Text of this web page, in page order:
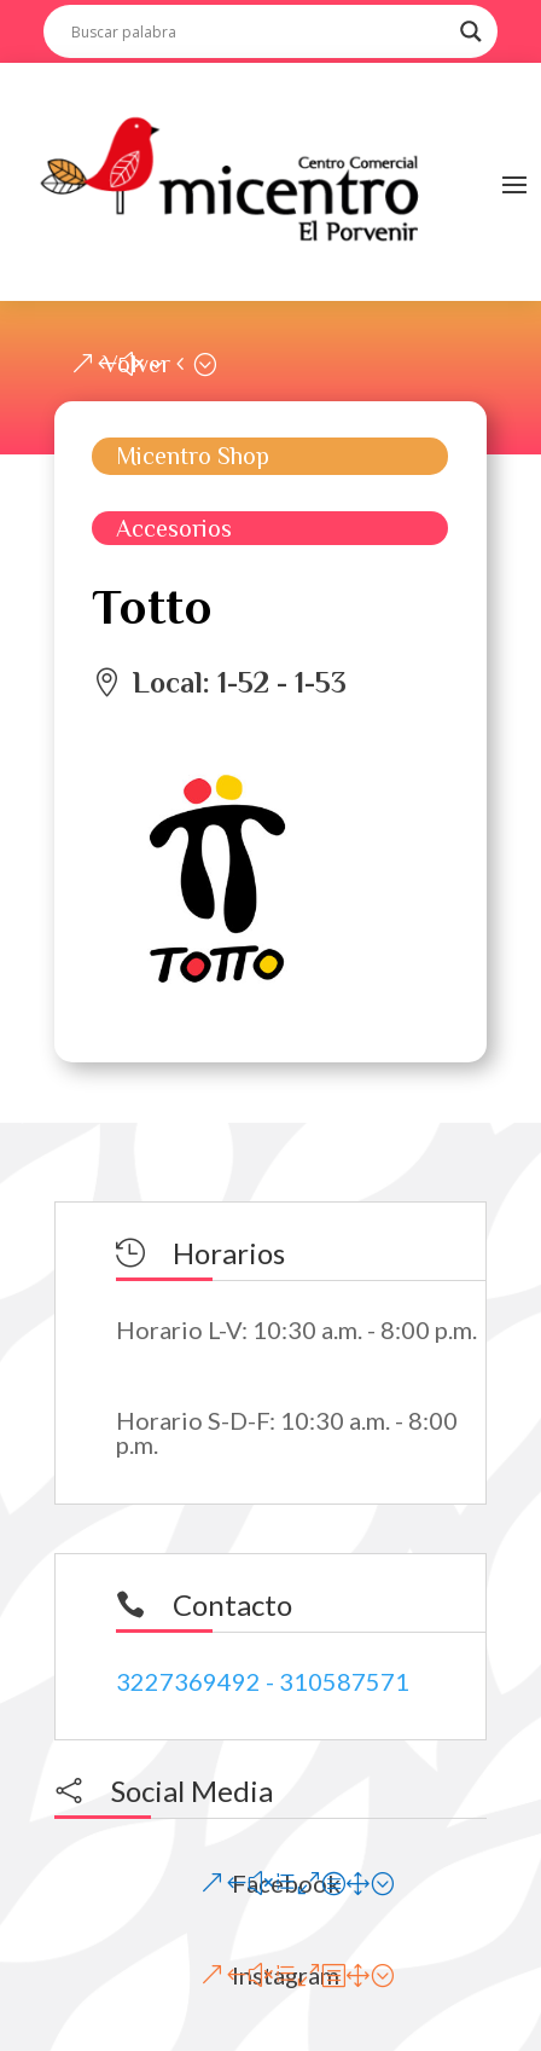
Volver
Micentro Shop
Accesorios
Totto
Local: 1-52 - 1-53
 Horarios
Horario L-V: 10:30 a.m. - 8:00 p.m.
Horario S-D-F: 10:30 a.m. - 8:00
p.m.
 Contacto
3227369492 - 310587571
 Social Media
Facebook
Instagram